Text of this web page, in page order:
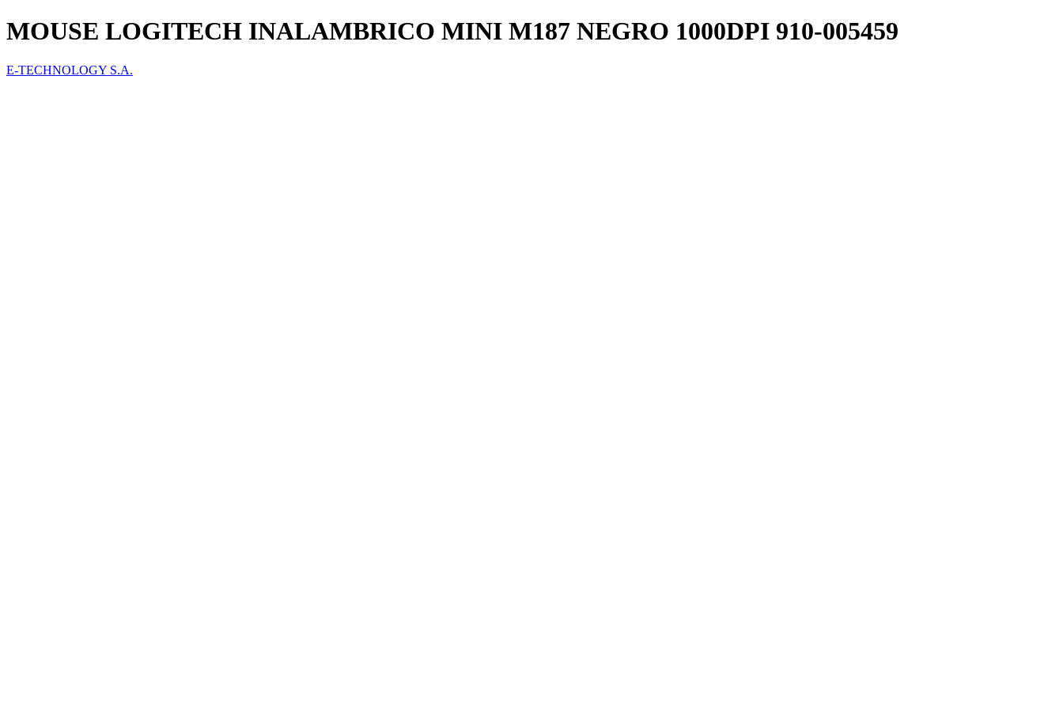
MOUSE LOGITECH INALAMBRICO MINI M187 NEGRO 1000DPI 910-005459
E-TECHNOLOGY S.A.